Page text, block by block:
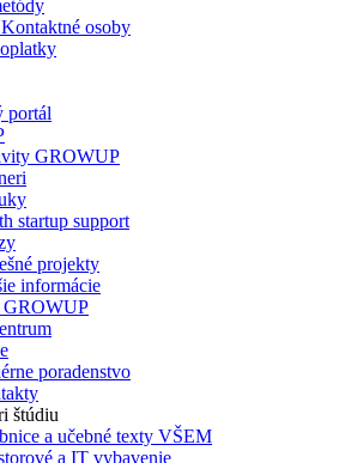
osoby
portál
GROWUP
startup support
projekty
informácie
poradenstvo
štúdiu
a učebné texty VŠEM
a IT vybavenie